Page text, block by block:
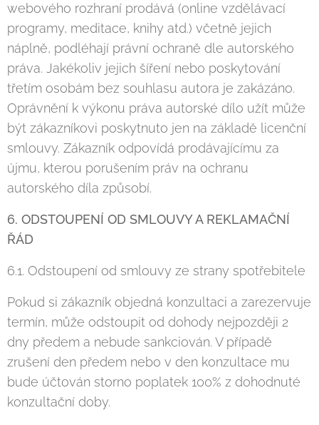
webového rozhraní prodává (online vzdělávací
programy, meditace, knihy atd.) včetně jejich
náplně, podléhají právní ochraně dle autorského
práva. Jakékoliv jejich šíření nebo poskytování
třetím osobám bez souhlasu autora je zakázáno.
Oprávnění k výkonu práva autorské dílo užít může
být zákazníkovi poskytnuto jen na základě licenční
smlouvy. Zákazník odpovídá prodávajícímu za
újmu, kterou porušením práv na ochranu
autorského díla způsobí.
6. ODSTOUPENÍ OD SMLOUVY A REKLAMAČNÍ
ŘÁD
6.1. Odstoupení od smlouvy ze strany spotřebitele
Pokud si zákazník objedná konzultaci a zarezervuje
termín, může odstoupit od dohody nejpozději 2
dny předem a nebude sankciován. V případě
zrušení den předem nebo v den konzultace mu
bude účtován storno poplatek 100% z dohodnuté
konzultační doby.